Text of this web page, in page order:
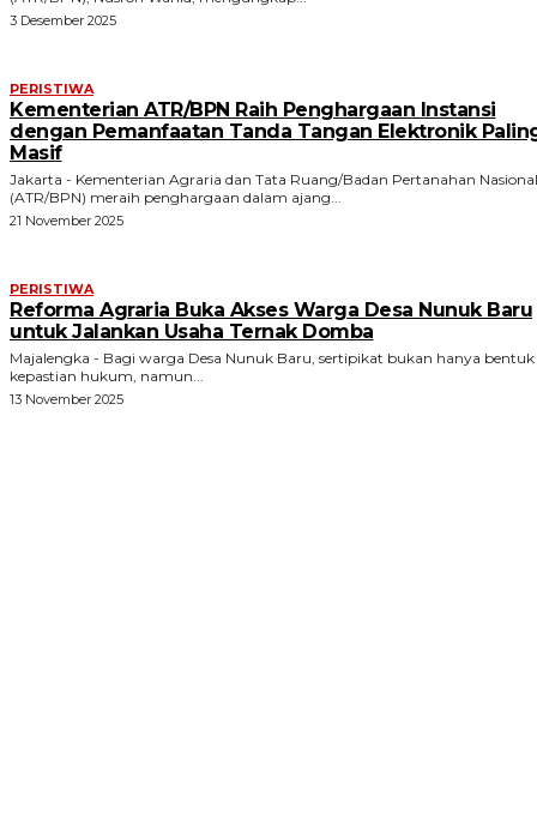
3 Desember 2025
PERISTIWA
Kementerian ATR/BPN Raih Penghargaan Instansi
dengan Pemanfaatan Tanda Tangan Elektronik
Masif
Jakarta - Kementerian Agraria dan Tata Ruang/Badan Pertanahan Nasional
(ATR/BPN) meraih penghargaan dalam ajang...
21 November 2025
PERISTIWA
Reforma Agraria Buka Akses Warga Desa Nunuk Baru
untuk Jalankan Usaha Ternak Domba
Majalengka - Bagi warga Desa Nunuk Baru, sertipikat bukan hanya bentuk
kepastian hukum, namun...
13 November 2025